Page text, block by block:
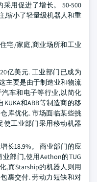
用促进了增长。 50-500
,缩小了轻量级机器人和重
宅/家庭,商业场所和工业
亿美元. 工业部门已成为
主要是由于制造业和物流
车和电子等行业,以简化
和ABB等制造商的移
库优化. 市场面临某些挑
使工业部门采用移动机器
长18.9%。 商业部门的应
部门,使用Aethon的TUG
,而Starship的机器人则用
裹交付. 劳动力短缺和对